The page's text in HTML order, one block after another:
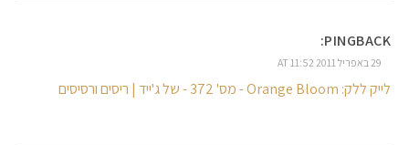
PINGBACK:
29 באפריל 2011 AT 11:52
לייק ללק: Orange Bloom - מס' 372 - של ג'ייד | ריסים ורסיסים